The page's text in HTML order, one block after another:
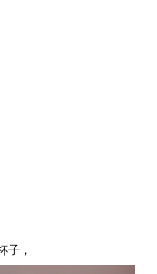
子，